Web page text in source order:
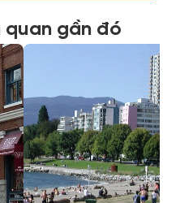
quan gần đó